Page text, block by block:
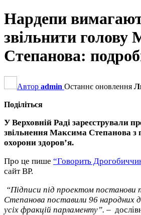
Нардепи
звільнити
Степанова:
Автор admin Останнє оновлення
Поділіться
У Верховній Раді зареєстрували
звільнення Максима Степанова з
охорони здоров’я.
Про це пише “Говорить
сайт ВР.
“Підписи під проектом постанови
Степанова поставили 96 народних
усіх фракцій парламенту”. –